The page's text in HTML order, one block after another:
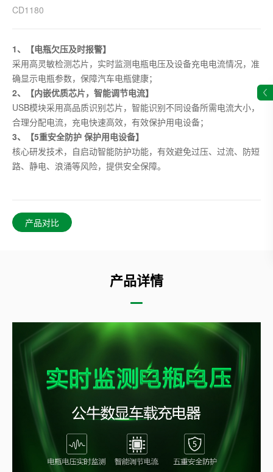
CD1180
1、【电瓶欠压及时报警】
采用高灵敏检测芯片，实时监测电瓶电压及设备充电电流情况，准
确显示电瓶参数，保障汽车电瓶健康；
2、【内嵌优质芯片，智能调节电流】
USB模块采用高品质识别芯片，智能识别不同设备所需电流大小，
合理分配电流，充电快速高效，有效保护用电设备；
3、【5重安全防护 保护用电设备】
核心研发技术，自启动智能防护功能，有效避免过压、过流、防短
路、静电、浪涌等风险，提供安全保障。
产品对比
产品详情